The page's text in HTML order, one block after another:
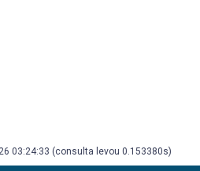
03:24:33 (consulta levou 0.153380s)